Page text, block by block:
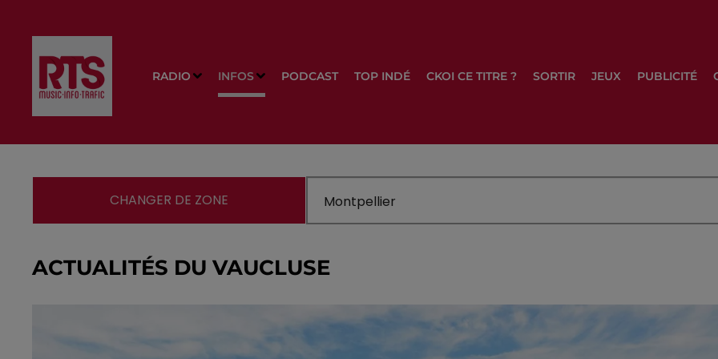
RADIO INFOS PODCAST TOP INDÉ CKOI CE TITRE ? SORTIR JEUX PUBLICITÉ
CHANGER DE ZONE
ACTUALITÉS DU VAUCLUSE